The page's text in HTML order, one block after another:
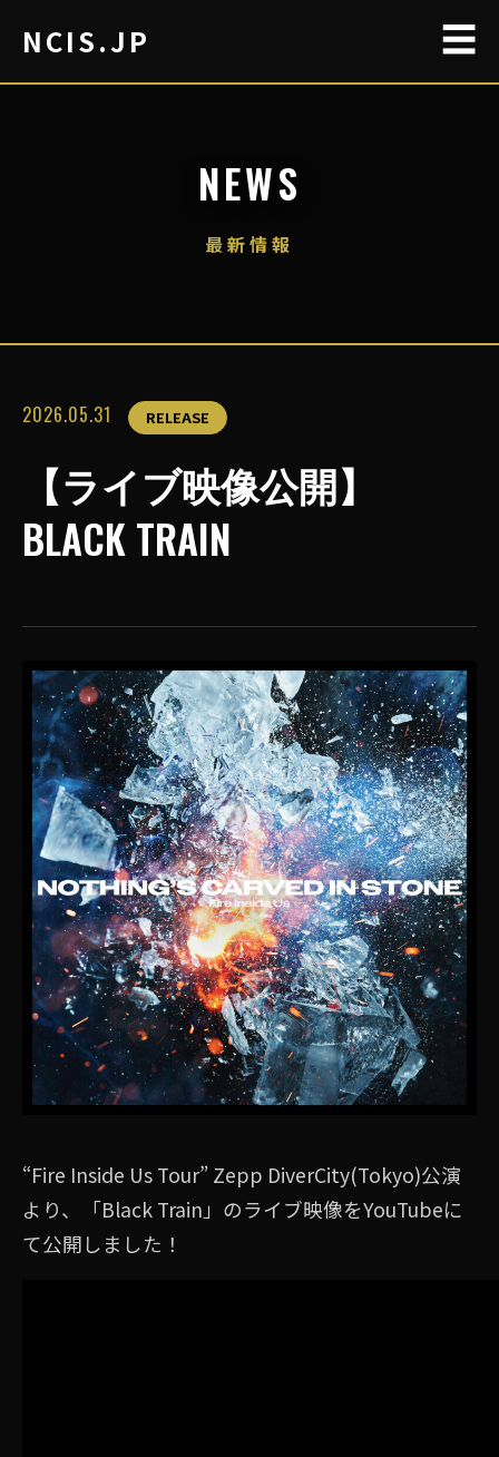
NCIS.JP ☰
NEWS
最新情報
2026.05.31 RELEASE
【ライブ映像公開】
BLACK TRAIN
“Fire Inside Us Tour” Zepp DiverCity(Tokyo)公演
より、「Black Train」のライブ映像をYouTubeに
て公開しました！